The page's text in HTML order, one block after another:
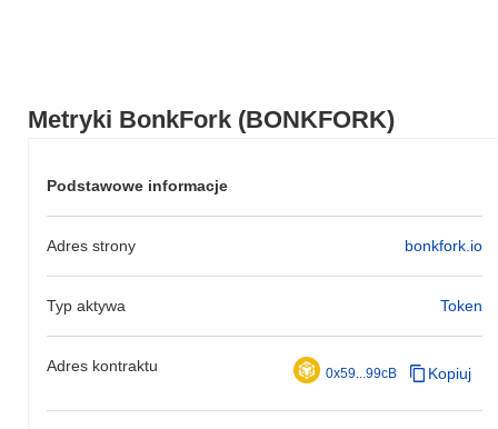
Metryki BonkFork (BONKFORK)
Podstawowe informacje
Adres strony bonkfork.io
Typ aktywa Token
Adres kontraktu 0x59...99cB Kopiuj